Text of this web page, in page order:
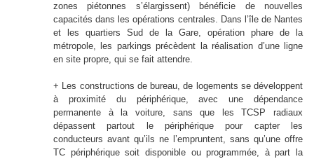
zones piétonnes s’élargissent) bénéficie de nouvelles
capacités dans les opérations centrales. Dans l’île de Nantes
et les quartiers Sud de la Gare, opération phare de la
métropole, les parkings précèdent la réalisation d’une ligne
en site propre, qui se fait attendre.
+ Les constructions de bureau, de logements se développent
à proximité du périphérique, avec une dépendance
permanente à la voiture, sans que les TCSP radiaux
dépassent partout le périphérique pour capter les
conducteurs avant qu’ils ne l’empruntent, sans qu’une offre
TC périphérique soit disponible ou programmée, à part la